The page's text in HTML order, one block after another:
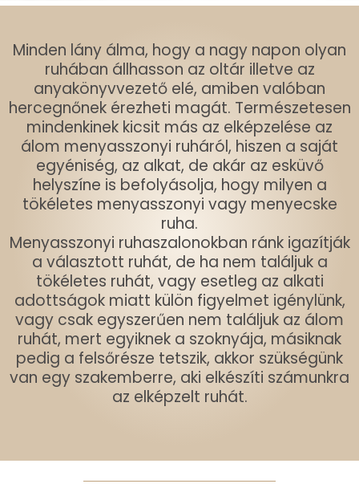
Minden lány álma, hogy a nagy napon olyan
ruhában állhasson az oltár illetve az
anyakönyvvezető elé, amiben valóban
hercegnőnek érezheti magát. Természetesen
mindenkinek kicsit más az elképzelése az
álom menyasszonyi ruháról, hiszen a saját
egyéniség, az alkat, de akár az esküvő
helyszíne is befolyásolja, hogy milyen a
tökéletes menyasszonyi vagy menyecske
ruha.
Menyasszonyi ruhaszalonokban ránk igazítják
a választott ruhát, de ha nem találjuk a
tökéletes ruhát, vagy esetleg az alkati
adottságok miatt külön figyelmet igénylünk,
vagy csak egyszerűen nem találjuk az álom
ruhát, mert egyiknek a szoknyája, másiknak
pedig a felsőrésze tetszik, akkor szükségünk
van egy szakemberre, aki elkészíti számunkra
az elképzelt ruhát.